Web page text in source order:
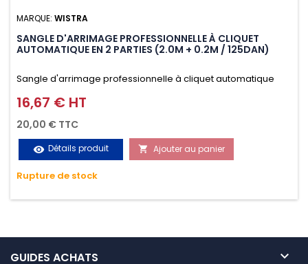
MARQUE: WISTRA
SANGLE D'ARRIMAGE PROFESSIONNELLE À CLIQUET
AUTOMATIQUE EN 2 PARTIES (2.0M + 0.2M / 125DAN)
Sangle d'arrimage professionnelle à cliquet automatique
avec crochet S en 2 parties (2.0M + 0.2M / 125daN), simple et
rapide d'utilisation. Permet d'arrimer et de sécuriser
vos chargements pendant le transport. Matière polyester
très résistante aux UV et aux variations de températures,
n'absorbe pas l'eau.
Prix
16,67 € HT
20,00 € TTC
visibility Détails produit  Ajouter au panier
Rupture de stock
GUIDES ACHATS 